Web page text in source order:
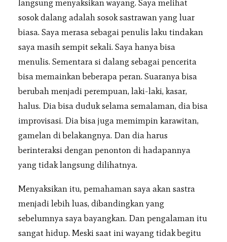
langsung menyaksikan wayang. Saya melihat
sosok dalang adalah sosok sastrawan yang luar
biasa. Saya merasa sebagai penulis laku tindakan
saya masih sempit sekali. Saya hanya bisa
menulis. Sementara si dalang sebagai pencerita
bisa memainkan beberapa peran. Suaranya bisa
berubah menjadi perempuan, laki-laki, kasar,
halus. Dia bisa duduk selama semalaman, dia bisa
improvisasi. Dia bisa juga memimpin karawitan,
gamelan di belakangnya. Dan dia harus
berinteraksi dengan penonton di hadapannya
yang tidak langsung dilihatnya.
Menyaksikan itu, pemahaman saya akan sastra
menjadi lebih luas, dibandingkan yang
sebelumnya saya bayangkan. Dan pengalaman itu
sangat hidup. Meski saat ini wayang tidak begitu